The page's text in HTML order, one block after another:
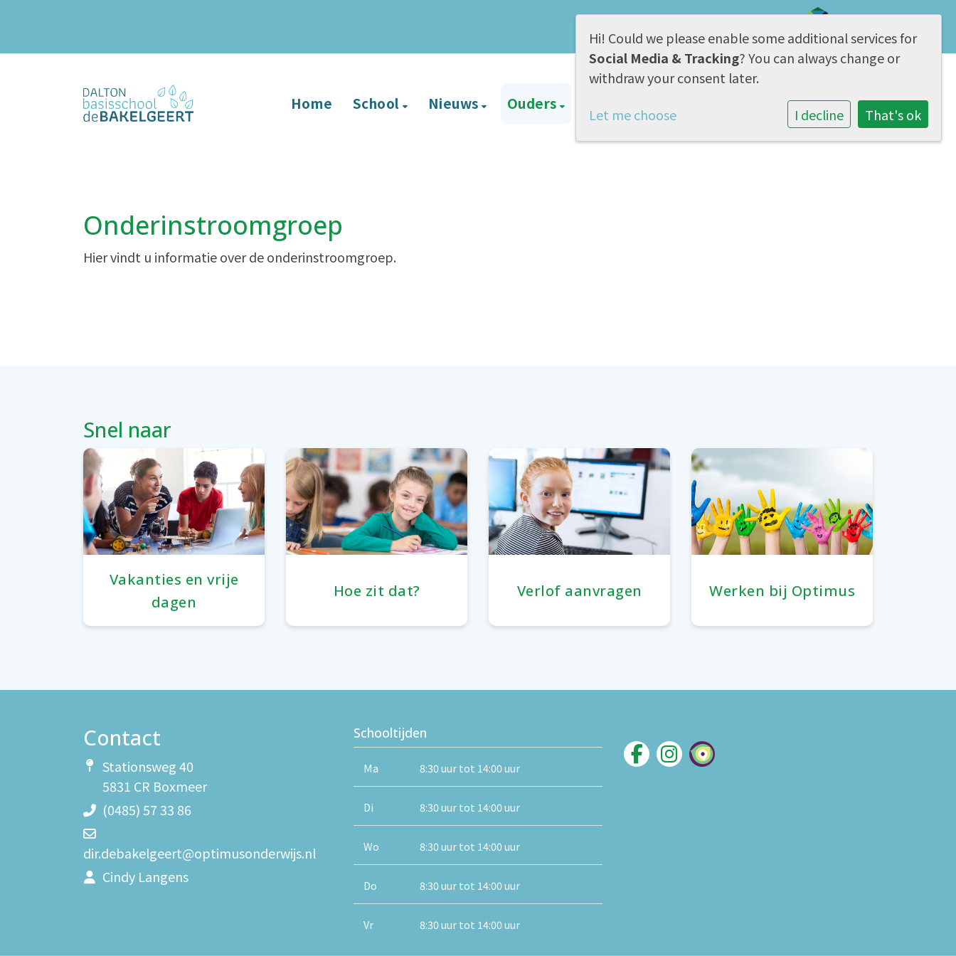
AVG & Privacy
Home School Nieuws Ouders Contact
Onderinstroomgroep
Hier vindt u informatie over de onderinstroomgroep.
Snel naar
Vakanties en vrije
dagen
Hoe zit dat? Verlof aanvragen Werken bij Optimus
Contact
Stationsweg 40
5831 CR Boxmeer
(0485) 57 33 86
dir.debakelgeert@optimusonderwijs.nl
Cindy Langens
Schooltijden
Ma 8:30 uur tot 14:00 uur
Di 8:30 uur tot 14:00 uur
Wo 8:30 uur tot 14:00 uur
Do 8:30 uur tot 14:00 uur
Vr 8:30 uur tot 14:00 uur
Hi! Could we please enable some additional services for
Social Media & Tracking? You can always change or
withdraw your consent later.
Let me choose
I decline That's ok